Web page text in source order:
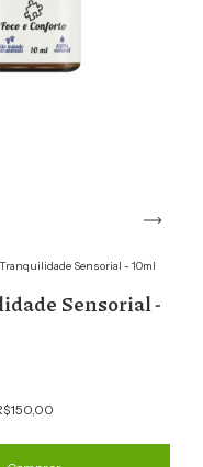
Sensorial - 10ml
Sensorial -